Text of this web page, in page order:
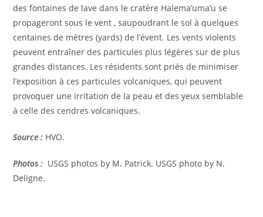
des fontaines de lave dans le cratère Halema’uma’u se
propageront sous le vent , saupoudrant le sol à quelques
centaines de mètres (yards) de l’évent. Les vents violents
peuvent entraîner des particules plus légères sur de plus
grandes distances. Les résidents sont priés de minimiser
l’exposition à ces particules volcaniques, qui peuvent
provoquer une irritation de la peau et des yeux semblable
à celle des cendres volcaniques.
Source : HVO.
Photos : USGS photos by M. Patrick. USGS photo by N.
Deligne.